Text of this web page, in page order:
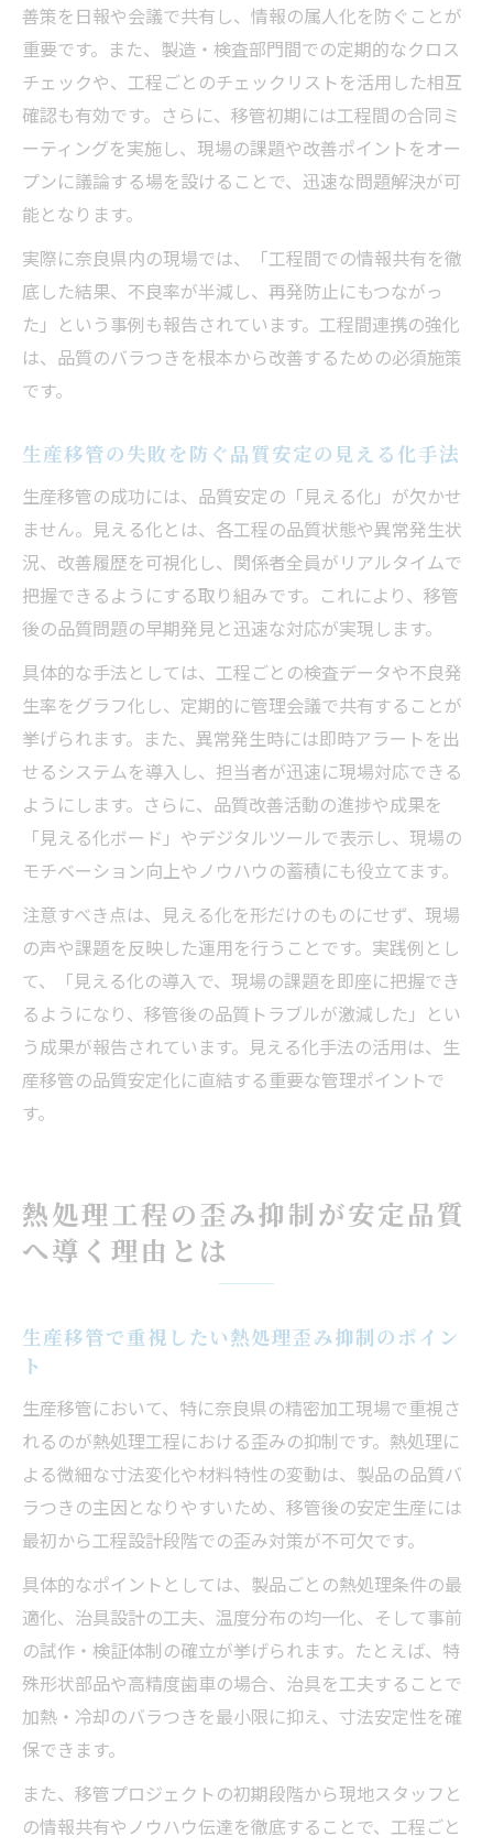
善策を日報や会議で共有し、情報の属人化を防ぐことが
重要です。また、製造・検査部門間での定期的なクロス
チェックや、工程ごとのチェックリストを活用した相互
確認も有効です。さらに、移管初期には工程間の合同ミ
ーティングを実施し、現場の課題や改善ポイントをオー
プンに議論する場を設けることで、迅速な問題解決が可
能となります。
実際に奈良県内の現場では、「工程間での情報共有を徹
底した結果、不良率が半減し、再発防止にもつながっ
た」という事例も報告されています。工程間連携の強化
は、品質のバラつきを根本から改善するための必須施策
です。
生産移管の失敗を防ぐ品質安定の見える化手法
生産移管の成功には、品質安定の「見える化」が欠かせ
ません。見える化とは、各工程の品質状態や異常発生状
況、改善履歴を可視化し、関係者全員がリアルタイムで
把握できるようにする取り組みです。これにより、移管
後の品質問題の早期発見と迅速な対応が実現します。
具体的な手法としては、工程ごとの検査データや不良発
生率をグラフ化し、定期的に管理会議で共有することが
挙げられます。また、異常発生時には即時アラートを出
せるシステムを導入し、担当者が迅速に現場対応できる
ようにします。さらに、品質改善活動の進捗や成果を
「見える化ボード」やデジタルツールで表示し、現場の
モチベーション向上やノウハウの蓄積にも役立てます。
注意すべき点は、見える化を形だけのものにせず、現場
の声や課題を反映した運用を行うことです。実践例とし
て、「見える化の導入で、現場の課題を即座に把握でき
るようになり、移管後の品質トラブルが激減した」とい
う成果が報告されています。見える化手法の活用は、生
産移管の品質安定化に直結する重要な管理ポイントで
す。
熱処理工程の歪み抑制が安定品質
へ導く理由とは
生産移管で重視したい熱処理歪み抑制のポイン
ト
生産移管において、特に奈良県の精密加工現場で重視さ
れるのが熱処理工程における歪みの抑制です。熱処理に
よる微細な寸法変化や材料特性の変動は、製品の品質バ
ラつきの主因となりやすいため、移管後の安定生産には
最初から工程設計段階での歪み対策が不可欠です。
具体的なポイントとしては、製品ごとの熱処理条件の最
適化、治具設計の工夫、温度分布の均一化、そして事前
の試作・検証体制の確立が挙げられます。たとえば、特
殊形状部品や高精度歯車の場合、治具を工夫することで
加熱・冷却のバラつきを最小限に抑え、寸法安定性を確
保できます。
また、移管プロジェクトの初期段階から現地スタッフと
の情報共有やノウハウ伝達を徹底することで、工程ごと